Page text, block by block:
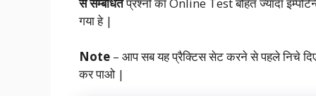
गया हे |
Note – आप सब यह प्रैक्टिस सेट करने से पहले निचे
कर पाओ |